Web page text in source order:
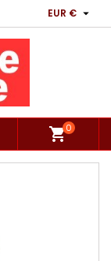
EUR € 
shopping_cart0